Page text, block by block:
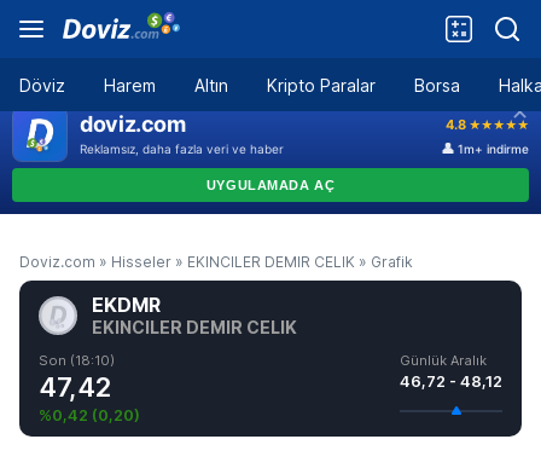
Döviz Harem Altın Kripto Paralar Borsa
Doviz.com » Hisseler » EKINCILER DEMIR CELIK » Grafik
EKDMR
EKINCILER DEMIR CELIK
Son (18:10)
47,42
%0,42 (0,20)
Günlük Aralık
46,72 - 48,12